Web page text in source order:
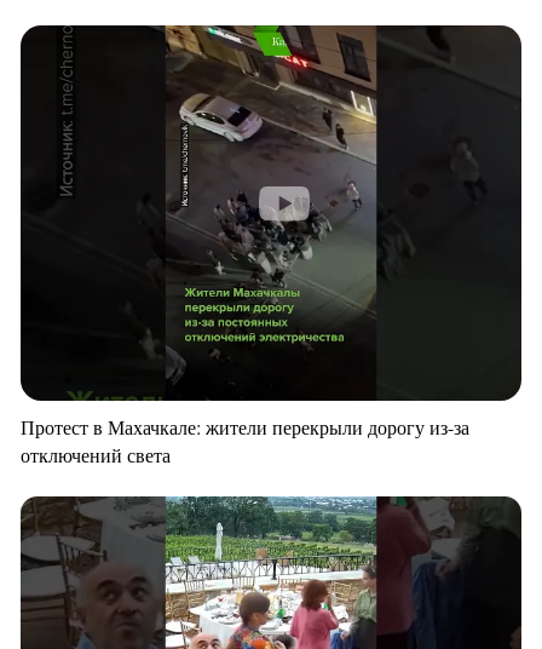
Протест в Махачкале: жители перекрыли дорогу из-за
отключений света